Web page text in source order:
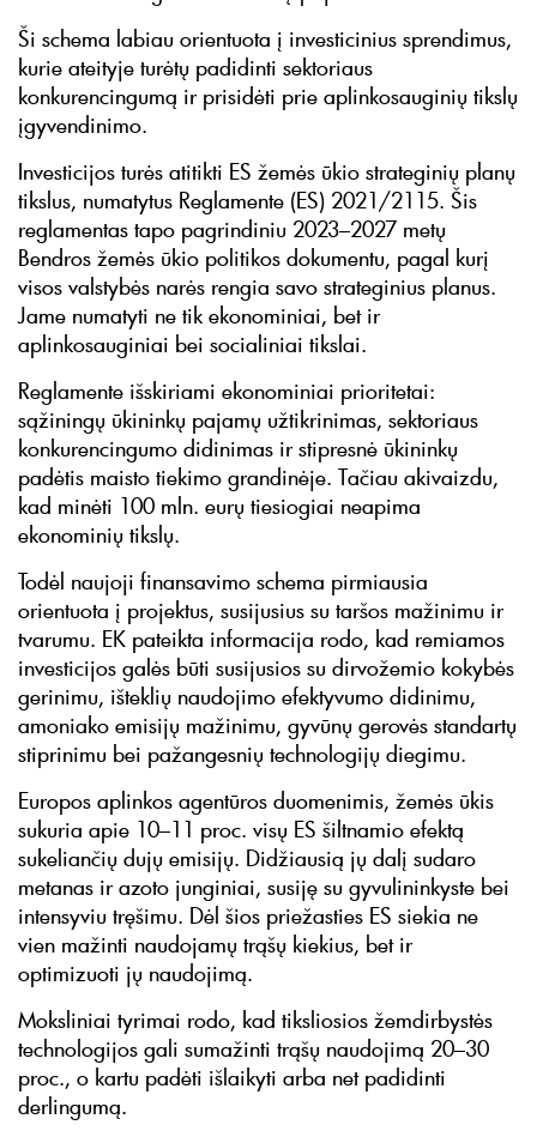
Ši schema labiau orientuota į investicinius sprendimus,
kurie ateityje turėtų padidinti sektoriaus
konkurencingumą ir prisidėti prie aplinkosauginių tikslų
įgyvendinimo.
Investicijos turės atitikti ES žemės ūkio strateginių planų
tikslus, numatytus Reglamente (ES) 2021/2115. Šis
reglamentas tapo pagrindiniu 2023–2027 metų
Bendros žemės ūkio politikos dokumentu, pagal kurį
visos valstybės narės rengia savo strateginius planus.
Jame numatyti ne tik ekonominiai, bet ir
aplinkosauginiai bei socialiniai tikslai.
Reglamente išskiriami ekonominiai prioritetai:
sąžiningų ūkininkų pajamų užtikrinimas, sektoriaus
konkurencingumo didinimas ir stipresnė ūkininkų
padėtis maisto tiekimo grandinėje. Tačiau akivaizdu,
kad minėti 100 mln. eurų tiesiogiai neapima
ekonominių tikslų.
Todėl naujoji finansavimo schema pirmiausia
orientuota į projektus, susijusius su taršos mažinimu ir
tvarumu. EK pateikta informacija rodo, kad remiamos
investicijos galės būti susijusios su dirvožemio kokybės
gerinimu, išteklių naudojimo efektyvumo didinimu,
amoniako emisijų mažinimu, gyvūnų gerovės standartų
stiprinimu bei pažangesnių technologijų diegimu.
Europos aplinkos agentūros duomenimis, žemės ūkis
sukuria apie 10–11 proc. visų ES šiltnamio efektą
sukeliančių dujų emisijų. Didžiausią jų dalį sudaro
metanas ir azoto junginiai, susiję su gyvulininkyste bei
intensyviu tręšimu. Dėl šios priežasties ES siekia ne
vien mažinti naudojamų trąšų kiekius, bet ir
optimizuoti jų naudojimą.
Moksliniai tyrimai rodo, kad tiksliosios žemdirbystės
technologijos gali sumažinti trąšų naudojimą 20–30
proc., o kartu padėti išlaikyti arba net padidinti
derlingumą.